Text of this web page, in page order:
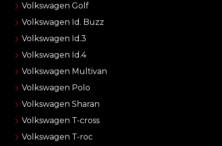
Volkswagen Golf
Volkswagen Id. Buzz
Volkswagen Id.3
Volkswagen Id.4
Volkswagen Multivan
Volkswagen Polo
Volkswagen Sharan
Volkswagen T-cross
Volkswagen T-roc